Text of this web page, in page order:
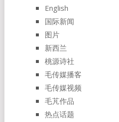
English
国际新闻
图片
新西兰
桃源诗社
毛传媒播客
毛传媒视频
毛芃作品
热点话题